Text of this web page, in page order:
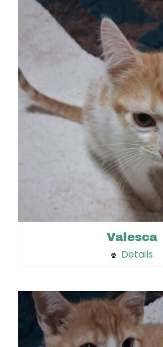
Valesca
Details